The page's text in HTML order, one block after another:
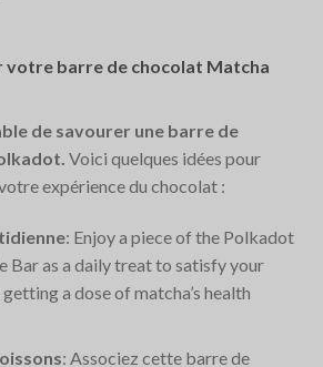
votre barre de chocolat Matcha
de savourer une barre de
Voici quelques idées pour
expérience du chocolat :
: Enjoy a piece of the Polkadot
Bar as a daily treat to satisfy your
a dose of matcha’s health
: Associez cette barre de